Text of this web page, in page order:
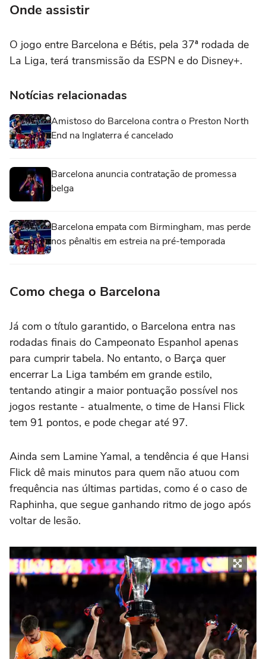
Onde assistir
O jogo entre Barcelona e Bétis, pela 37ª rodada de
La Liga, terá transmissão da ESPN e do Disney+.
Notícias relacionadas
Amistoso do Barcelona contra o Preston North
End na Inglaterra é cancelado
Barcelona anuncia contratação de promessa
belga
Barcelona empata com Birmingham, mas perde
nos pênaltis em estreia na pré-temporada
Como chega o Barcelona
Já com o título garantido, o Barcelona entra nas
rodadas finais do Campeonato Espanhol apenas
para cumprir tabela. No entanto, o Barça quer
encerrar La Liga também em grande estilo,
tentando atingir a maior pontuação possível nos
jogos restante - atualmente, o time de Hansi Flick
tem 91 pontos, e pode chegar até 97.
Ainda sem Lamine Yamal, a tendência é que Hansi
Flick dê mais minutos para quem não atuou com
frequência nas últimas partidas, como é o caso de
Raphinha, que segue ganhando ritmo de jogo após
voltar de lesão.